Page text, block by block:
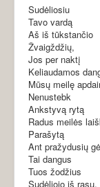
Poezija
Audio knygos
Apie mane
Sudėliosiu
Tavo vardą
Aš iš tūkstančio
Žvaigždžių,
Jos per naktį
Keliaudamos
Mūsų meilę
Nenustebk
Ankstyvą rytą
Radus meilės
Parašytą
Ant pražydusių
Tai dangus
Tuos žodžius
Sudėliojo iš rasų.